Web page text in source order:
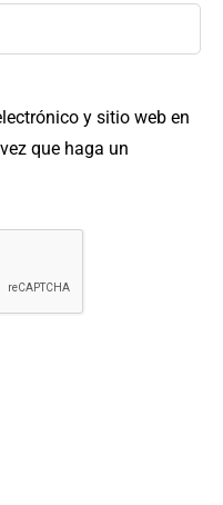
y sitio web en
que haga un